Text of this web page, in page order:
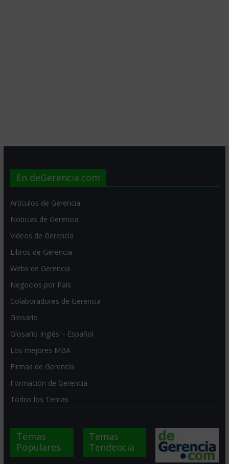
En deGerencia.com
Artículos de Gerencia
Noticias de Gerencia
Videos de Gerencia
Libros de Gerencia
Webs de Gerencia
Negocios por País
Colaboradores de Gerencia
Glosario
Glosario Inglés – Español
Los mejores MBA
Firmas de Gerencia
Formación de Gerencia
Todos los Temas
Temas
Populares
Temas
Tendencia